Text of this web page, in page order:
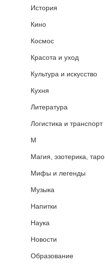
История
Кино
Космос
Красота и уход
Культура и искусство
Кухня
Литература
Логистика и транспорт
М
Магия, эзотерика, таро
Мифы и легенды
Музыка
Напитки
Наука
Новости
Образование